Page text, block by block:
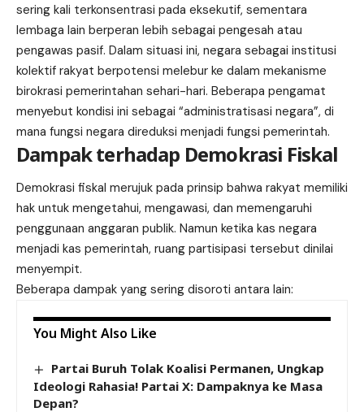
sering kali terkonsentrasi pada eksekutif, sementara
lembaga lain berperan lebih sebagai pengesah atau
pengawas pasif. Dalam situasi ini, negara sebagai institusi
kolektif rakyat berpotensi melebur ke dalam mekanisme
birokrasi pemerintahan sehari-hari. Beberapa pengamat
menyebut kondisi ini sebagai “administratisasi negara”, di
mana fungsi negara direduksi menjadi fungsi pemerintah.
Dampak terhadap Demokrasi Fiskal
Demokrasi fiskal merujuk pada prinsip bahwa rakyat memiliki
hak untuk mengetahui, mengawasi, dan memengaruhi
penggunaan anggaran publik. Namun ketika kas negara
menjadi kas pemerintah, ruang partisipasi tersebut dinilai
menyempit.
Beberapa dampak yang sering disoroti antara lain:
You Might Also Like
Partai Buruh Tolak Koalisi Permanen, Ungkap
Ideologi Rahasia! Partai X: Dampaknya ke Masa
Depan?